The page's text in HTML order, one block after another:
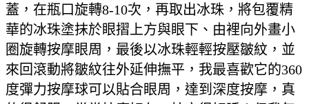
蓋，在瓶口旋轉8-10次，再取出冰珠，將包覆精
華的冰珠塗抹於眼摺上方與眼下、由裡向外畫小
圈旋轉按摩眼周，最後以冰珠輕輕按壓皺紋，並
來回滾動將皺紋往外延伸撫平，我最喜歡它的360
度彈力按摩球可以貼合眼周，達到深度按摩，真